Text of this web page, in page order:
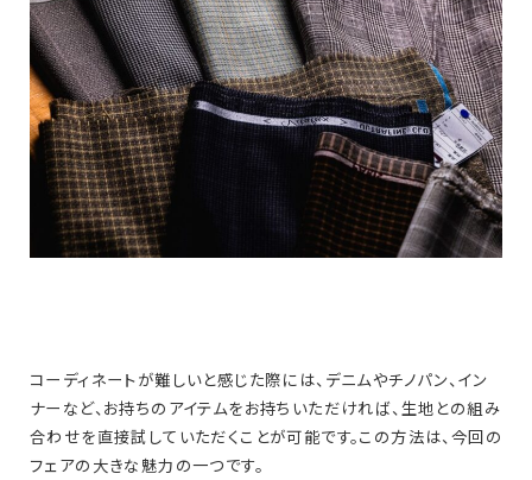
コーディネートが難しいと感じた際には、デニムやチノパン、イン
ナーなど、お持ちのアイテムをお持ちいただければ、生地との組み
合わせを直接試していただくことが可能です。この方法は、今回の
フェアの大きな魅力の一つです。